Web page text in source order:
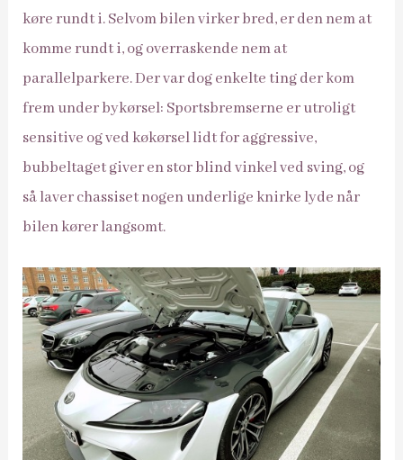
køre rundt i. Selvom bilen virker bred, er den nem at
komme rundt i, og overraskende nem at
parallelparkere. Der var dog enkelte ting der kom
frem under bykørsel: Sportsbremserne er utroligt
sensitive og ved køkørsel lidt for aggressive,
bubbeltaget giver en stor blind vinkel ved sving, og
så laver chassiset nogen underlige knirke lyde når
bilen kører langsomt.